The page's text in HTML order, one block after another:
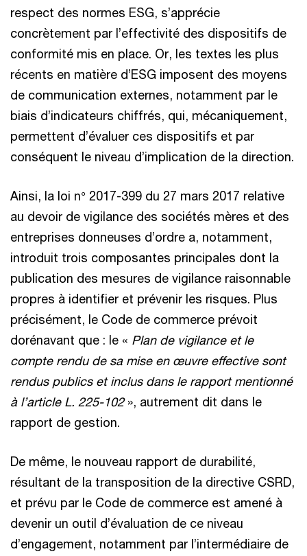
respect des normes ESG, s’apprécie
concrètement par l’effectivité des dispositifs de
conformité mis en place. Or, les textes les plus
récents en matière d’ESG imposent des moyens
de communication externes, notamment par le
biais d’indicateurs chiffrés, qui, mécaniquement,
permettent d’évaluer ces dispositifs et par
conséquent le niveau d’implication de la direction.
Ainsi, la loi n° 2017-399 du 27 mars 2017 relative
au devoir de vigilance des sociétés mères et des
entreprises donneuses d’ordre a, notamment,
introduit trois composantes principales dont la
publication des mesures de vigilance raisonnable
propres à identifier et prévenir les risques. Plus
précisément, le Code de commerce prévoit
dorénavant que : le « Plan de vigilance et le
compte rendu de sa mise en œuvre effective sont
rendus publics et inclus dans le rapport mentionné
à l’article L. 225-102», autrement dit dans le
rapport de gestion.
De même, le nouveau rapport de durabilité,
résultant de la transposition de la directive CSRD,
et prévu par le Code de commerce est amené à
devenir un outil d’évaluation de ce niveau
d’engagement, notamment par l’intermédiaire de